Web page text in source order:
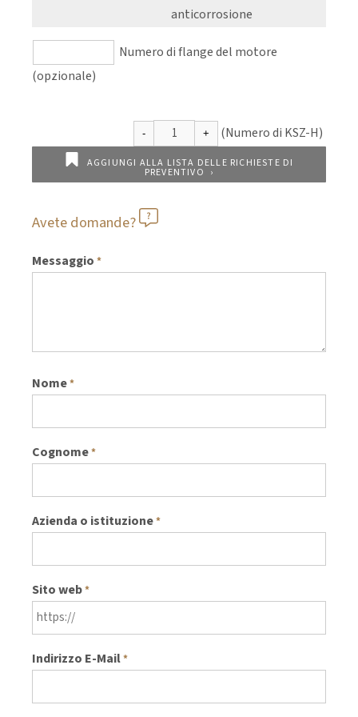
anticorrosione
Numero di flange del motore
(opzionale)
AGGIUNGI ALLA LISTA DELLE RICHIESTE DI
PREVENTIVO
Avete domande?
Messaggio *
Nome*
Cognome*
Azienda o istituzione*
Sito web*
Indirizzo E-Mail*